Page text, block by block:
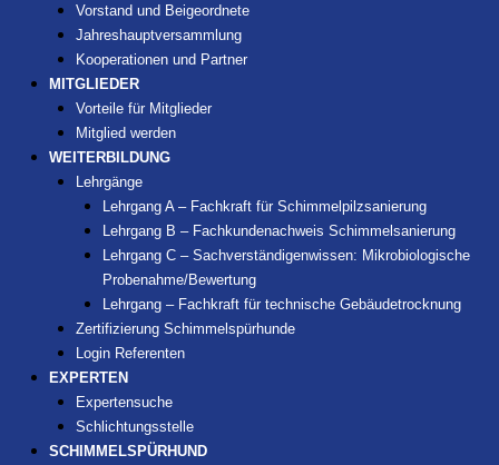
Vorstand und Beigeordnete
Jahreshauptversammlung
Kooperationen und Partner
MITGLIEDER
Vorteile für Mitglieder
Mitglied werden
WEITERBILDUNG
Lehrgänge
Lehrgang A – Fachkraft für Schimmelpilzsanierung
Lehrgang B – Fachkundenachweis Schimmelsanierung
Lehrgang C – Sachverständigenwissen: Mikrobiologische
Probenahme/Bewertung
Lehrgang – Fachkraft für technische Gebäudetrocknung
Zertifizierung Schimmelspürhunde
Login Referenten
EXPERTEN
Expertensuche
Schlichtungsstelle
SCHIMMELSPÜRHUND